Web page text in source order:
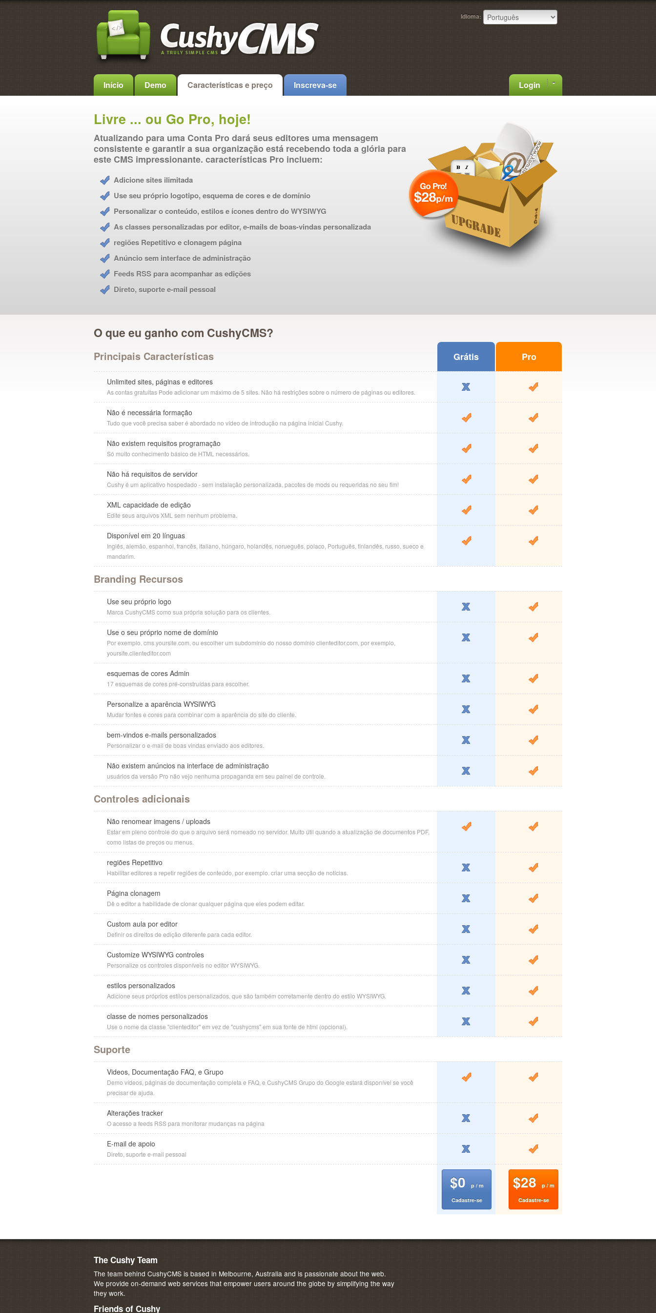
Idioma:
Início Demo Características e preço Inscreva-se Login
Livre ... ou Go Pro, hoje!
Atualizando para uma Conta Pro dará seus editores uma mensagem
consistente e garantir a sua organização está recebendo toda a glória para
este CMS impressionante. características Pro incluem:
Adicione sites ilimitada
Use seu próprio logotipo, esquema de cores e de domínio
Personalizar o conteúdo, estilos e ícones dentro do WYSIWYG
As classes personalizadas por editor, e-mails de boas-vindas personalizada
regiões Repetitivo e clonagem página
Anúncio sem interface de administração
Feeds RSS para acompanhar as edições
Direto, suporte e-mail pessoal
O que eu ganho com CushyCMS?
Principais Características Grátis Pro
Unlimited sites, páginas e editores
As contas gratuitas Pode adicionar um máximo de 5 sites. Não há restrições sobre o número de páginas ou editores.
Não é necessária formação
Tudo que você precisa saber é abordado no vídeo de introdução na página inicial Cushy.
Não existem requisitos programação
Só muito conhecimento básico de HTML necessários.
Não há requisitos de servidor
Cushy é um aplicativo hospedado - sem instalação personalizada, pacotes de mods ou requeridas no seu fim!
XML capacidade de edição
Edite seus arquivos XML sem nenhum problema.
Disponível em 20 línguas
Inglês, alemão, espanhol, francês, italiano, húngaro, holandês, norueguês, polaco, Português, finlandês, russo, sueco e
mandarim.
Branding Recursos
Use seu próprio logo
Marca CushyCMS como sua própria solução para os clientes.
Use o seu próprio nome de domínio
Por exemplo. cms.yoursite.com, ou escolher um subdomínio do nosso domínio clienteditor.com, por exemplo,
yoursite.clienteditor.com
esquemas de cores Admin
17 esquemas de cores pré-construídas para escolher.
Personalize a aparência WYSIWYG
Mudar fontes e cores para combinar com a aparência do site do cliente.
bem-vindos e-mails personalizados
Personalizar o e-mail de boas vindas enviado aos editores.
Não existem anúncios na interface de administração
usuários da versão Pro não vejo nenhuma propaganda em seu painel de controle.
Controles adicionais
Não renomear imagens / uploads
Estar em pleno controle do que o arquivo será nomeado no servidor. Muito útil quando a atualização de documentos PDF,
como listas de preços ou menus.
regiões Repetitivo
Habilitar editores a repetir regiões de conteúdo, por exemplo. criar uma secção de notícias.
Página clonagem
Dê o editor a habilidade de clonar qualquer página que eles podem editar.
Custom aula por editor
Definir os direitos de edição diferente para cada editor.
Customize WYSIWYG controles
Personalize os controles disponíveis no editor WYSIWYG.
estilos personalizados
Adicione seus próprios estilos personalizados, que são também corretamente dentro do estilo WYSIWYG.
classe de nomes personalizados
Use o nome da classe "clienteditor" em vez de "cushycms" em sua fonte de html (opcional).
Suporte
Videos, Documentação FAQ, e Grupo
Demo vídeos, páginas de documentação completa e FAQ, e CushyCMS Grupo do Google estará disponível se você
precisar de ajuda.
Alterações tracker
O acesso a feeds RSS para monitorar mudanças na página
E-mail de apoio
Direto, suporte e-mail pessoal
$0
p / m
Cadastre-se
$28
p / m
Cadastre-se
The Cushy Team
The team behind CushyCMS is based in Melbourne, Australia and is passionate about the web.
We provide on-demand web services that empower users around the globe by simplifying the way
they work.
Friends of Cushy